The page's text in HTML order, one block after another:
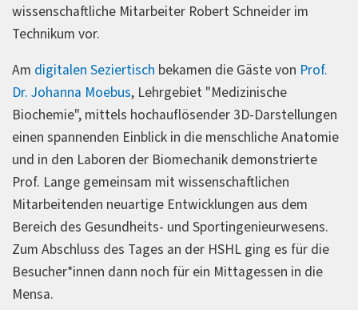
wissenschaftliche Mitarbeiter Robert Schneider im
Technikum vor.
Am digitalen Seziertisch bekamen die Gäste von Prof.
Dr. Johanna Moebus, Lehrgebiet "Medizinische
Biochemie", mittels hochauflösender 3D-Darstellungen
einen spannenden Einblick in die menschliche Anatomie
und in den Laboren der Biomechanik demonstrierte
Prof. Lange gemeinsam mit wissenschaftlichen
Mitarbeitenden neuartige Entwicklungen aus dem
Bereich des Gesundheits- und Sportingenieurwesens.
Zum Abschluss des Tages an der HSHL ging es für die
Besucher*innen dann noch für ein Mittagessen in die
Mensa.